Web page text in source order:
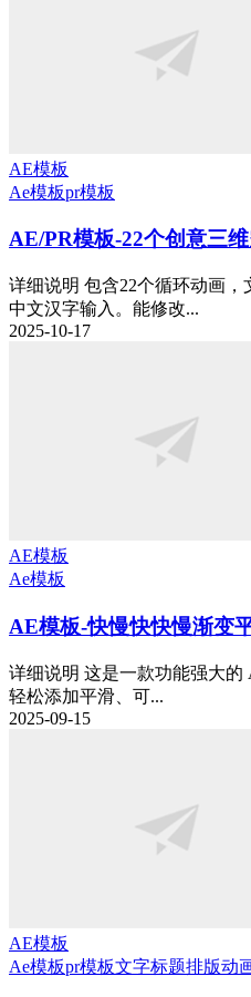
AE模板
Ae模板pr模板
AE/PR模板-22个创意三
详细说明 包含22个循环动画
中文汉字输入。能修改...
2025-10-17
AE模板
Ae模板
AE模板-快慢快快慢渐变
详细说明 这是一款功能强大的
轻松添加平滑、可...
2025-09-15
AE模板
Ae模板pr模板文字标题排版动